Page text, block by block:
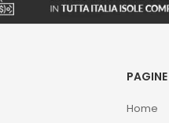
PAGINE
Home